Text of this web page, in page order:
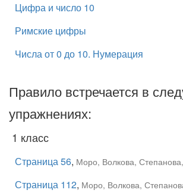
Цифра и число 10
Римские цифры
Числа от 0 до 10. Нумерация
Правило встречается в
упражнениях:
1 класс
Страница 56, Моро, Волкова,
Страница 112, Моро, Волкова,